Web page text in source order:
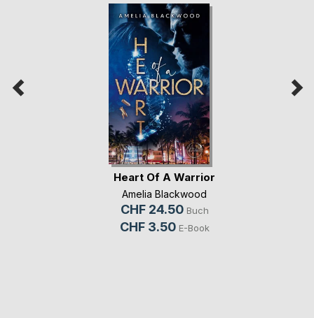
Heart Of A Warrior
Amelia Blackwood
CHF 24.50 Buch
CHF 3.50 E-Book